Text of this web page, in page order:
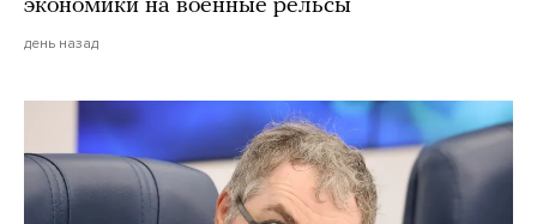
экономики на военные рельсы
день назад